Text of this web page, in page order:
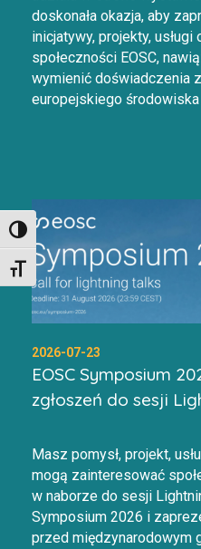
Toggle High Contrast
Toggle Font size
doskonała okazja, aby
inicjatywy, projekty,
społeczności EOSC,
wymienić doświadczenia
europejskiego
2026-07-23
EOSC Symposium
zgłoszeń do sesji
Masz pomysł, projekt,
mogą zainteresować
w naborze do sesji
Symposium 2026 i
przed międzynarodowym